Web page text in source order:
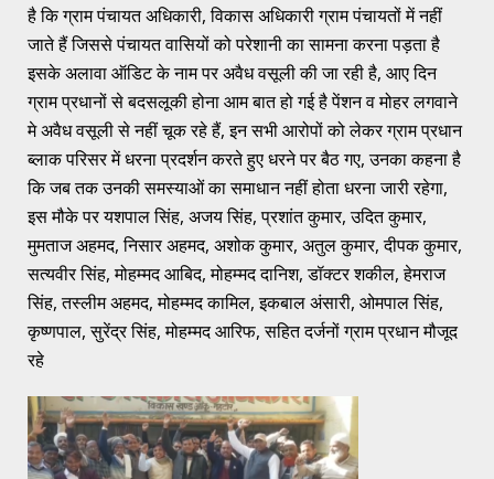
है कि ग्राम पंचायत अधिकारी, विकास अधिकारी ग्राम पंचायतों में नहीं
जाते हैं जिससे पंचायत वासियों को परेशानी का सामना करना पड़ता है
इसके अलावा ऑडिट के नाम पर अवैध वसूली की जा रही है, आए दिन
ग्राम प्रधानों से बदसलूकी होना आम बात हो गई है पेंशन व मोहर लगवाने
मे अवैध वसूली से नहीं चूक रहे हैं, इन सभी आरोपों को लेकर ग्राम प्रधान
ब्लाक परिसर में धरना प्रदर्शन करते हुए धरने पर बैठ गए, उनका कहना है
कि जब तक उनकी समस्याओं का समाधान नहीं होता धरना जारी रहेगा,
इस मौके पर यशपाल सिंह, अजय सिंह, प्रशांत कुमार, उदित कुमार,
मुमताज अहमद, निसार अहमद, अशोक कुमार, अतुल कुमार, दीपक कुमार,
सत्यवीर सिंह, मोहम्मद आबिद, मोहम्मद दानिश, डॉक्टर शकील, हेमराज
सिंह, तस्लीम अहमद, मोहम्मद कामिल, इकबाल अंसारी, ओमपाल सिंह,
कृष्णपाल, सुरेंद्र सिंह, मोहम्मद आरिफ, सहित दर्जनों ग्राम प्रधान मौजूद
रहे